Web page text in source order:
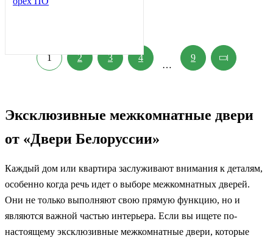
1 2 3 4
…
9
Эксклюзивные межкомнатные двери
от «Двери Белоруссии»
Каждый дом или квартира заслуживают внимания к деталям,
особенно когда речь идет о выборе межкомнатных дверей.
Они не только выполняют свою прямую функцию, но и
являются важной частью интерьера. Если вы ищете по-
настоящему эксклюзивные межкомнатные двери, которые